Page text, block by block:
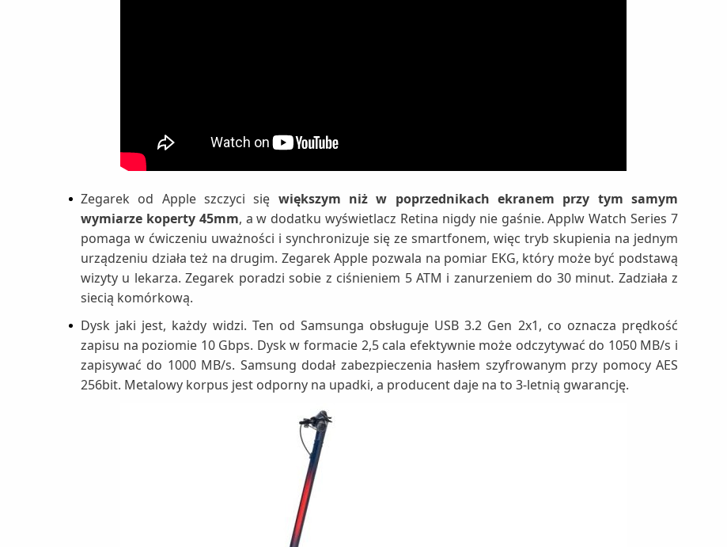
Zegarek od Apple szczyci się większym niż w poprzednikach ekranem przy tym samym
wymiarze koperty 45mm, a w dodatku wyświetlacz Retina nigdy nie gaśnie. Applw Watch Series 7
pomaga w ćwiczeniu uważności i synchronizuje się ze smartfonem, więc tryb skupienia na jednym
urządzeniu działa też na drugim. Zegarek Apple pozwala na pomiar EKG, który może być podstawą
wizyty u lekarza. Zegarek poradzi sobie z ciśnieniem 5 ATM i zanurzeniem do 30 minut. Zadziała z
siecią komórkową.
Dysk jaki jest, każdy widzi. Ten od Samsunga obsługuje USB 3.2 Gen 2x1, co oznacza prędkość
zapisu na poziomie 10 Gbps. Dysk w formacie 2,5 cala efektywnie może odczytywać do 1050 MB/s i
zapisywać do 1000 MB/s. Samsung dodał zabezpieczenia hasłem szyfrowanym przy pomocy AES
256bit. Metalowy korpus jest odporny na upadki, a producent daje na to 3-letnią gwarancję.